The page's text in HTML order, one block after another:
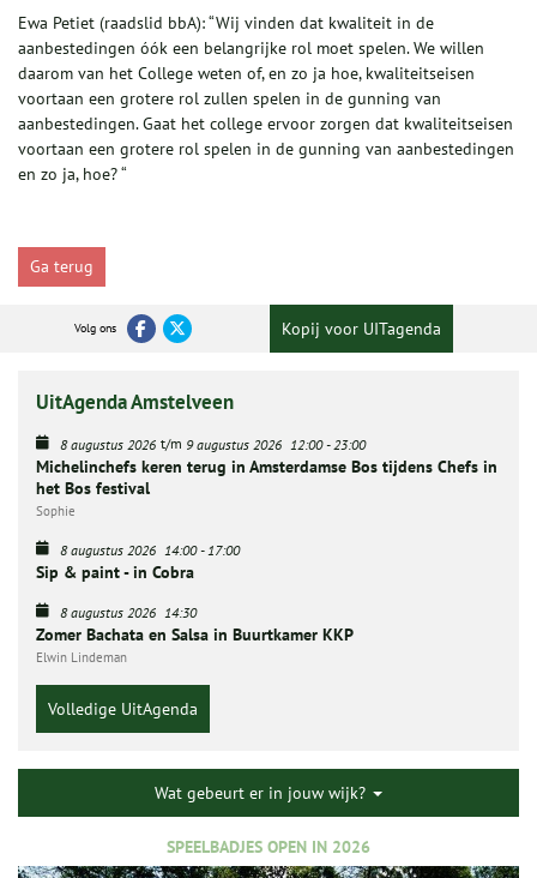
Ewa Petiet (raadslid bbA): “Wij vinden dat kwaliteit in de
aanbestedingen óók een belangrijke rol moet spelen. We willen
daarom van het College weten of, en zo ja hoe, kwaliteitseisen
voortaan een grotere rol zullen spelen in de gunning van
aanbestedingen. Gaat het college ervoor zorgen dat kwaliteitseisen
voortaan een grotere rol spelen in de gunning van aanbestedingen
en zo ja, hoe? “
Ga terug
Volg ons Kopij voor UITagenda
UitAgenda Amstelveen
8 augustus 2026 t/m 9 augustus 2026 12:00- 23:00
Michelinchefs keren terug in Amsterdamse Bos tijdens Chefs in
het Bos festival
Sophie
8 augustus 2026 14:00- 17:00
Sip & paint - in Cobra
8 augustus 2026 14:30
Zomer Bachata en Salsa in Buurtkamer KKP
Elwin Lindeman
Volledige UitAgenda
Wat gebeurt er in jouw wijk?
SPEELBADJES OPEN IN 2026